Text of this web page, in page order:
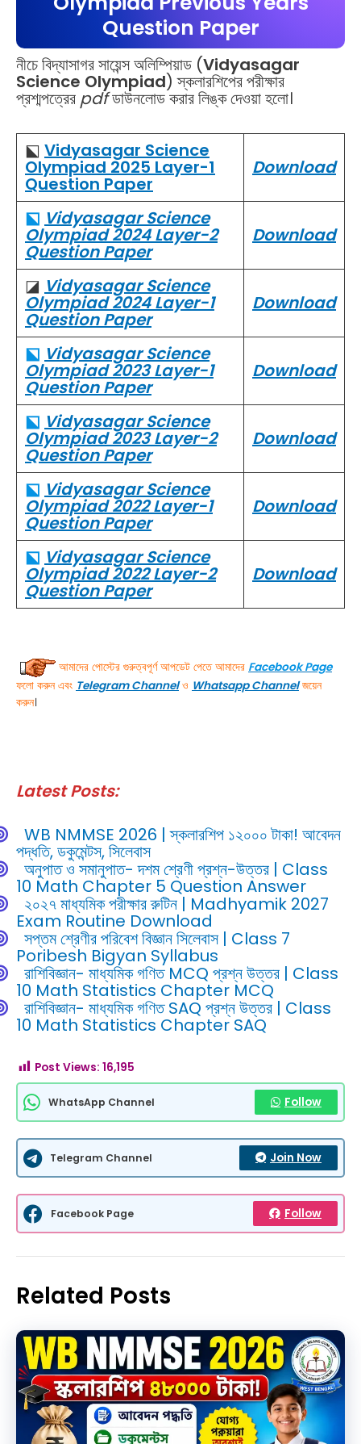
Question Paper
নীচে বিদ্যাসাগর সায়েন্স অলিম্পিয়াড (Vidyasagar
Science Olympiad) স্কলারশিপের পরীক্ষার
প্রশ্মপত্রের pdfডাউনলোড করার লিঙ্ক দেওয়া হলো।
⬕ Vidyasagar Science
Olympiad 2025 Layer-1
Question Paper
Download
⬕ Vidyasagar Science
Olympiad 2024 Layer-2
Question Paper
Download
◪ Vidyasagar Science
Olympiad 2024 Layer-1
Question Paper
Download
⬕ Vidyasagar Science
Olympiad 2023 Layer-1
Question Paper
Download
⬕ Vidyasagar Science
Olympiad 2023 Layer-2
Question Paper
Download
⬕ Vidyasagar Science
Olympiad 2022 Layer-1
Question Paper
Download
⬕ Vidyasagar Science
Olympiad 2022 Layer-2
Question Paper
Download
আমাদের পোস্টের গুরুত্বপূর্ণ আপডেট পেতে আমাদের Facebook Page
ফলো করুন এবং TelegramChannelও Whatsapp Channelজয়েন
করুন।
Latest Posts:
WB NMMSE 2026 | স্কলারশিপ ১২০০০ টাকা! আবেদন
পদ্ধতি, ডকুমেন্টস, সিলেবাস
অনুপাত ও সমানুপাত- দশম শ্রেণী প্রশ্ন-উত্তর | Class
10 Math Chapter 5 Question Answer
২০২৭ মাধ্যমিক পরীক্ষার রুটিন | Madhyamik 2027
Exam Routine Download
সপ্তম শ্রেণীর পরিবেশ বিজ্ঞান সিলেবাস | Class 7
Poribesh Bigyan Syllabus
রাশিবিজ্ঞান- মাধ্যমিক গণিত MCQ প্রশ্ন উত্তর | Class
10 Math Statistics Chapter MCQ
রাশিবিজ্ঞান- মাধ্যমিক গণিত SAQ প্রশ্ন উত্তর | Class
10 Math Statistics Chapter SAQ
Post Views: 16,195
WhatsApp Channel Follow
Telegram Channel Join Now
Facebook Page Follow
Related Posts